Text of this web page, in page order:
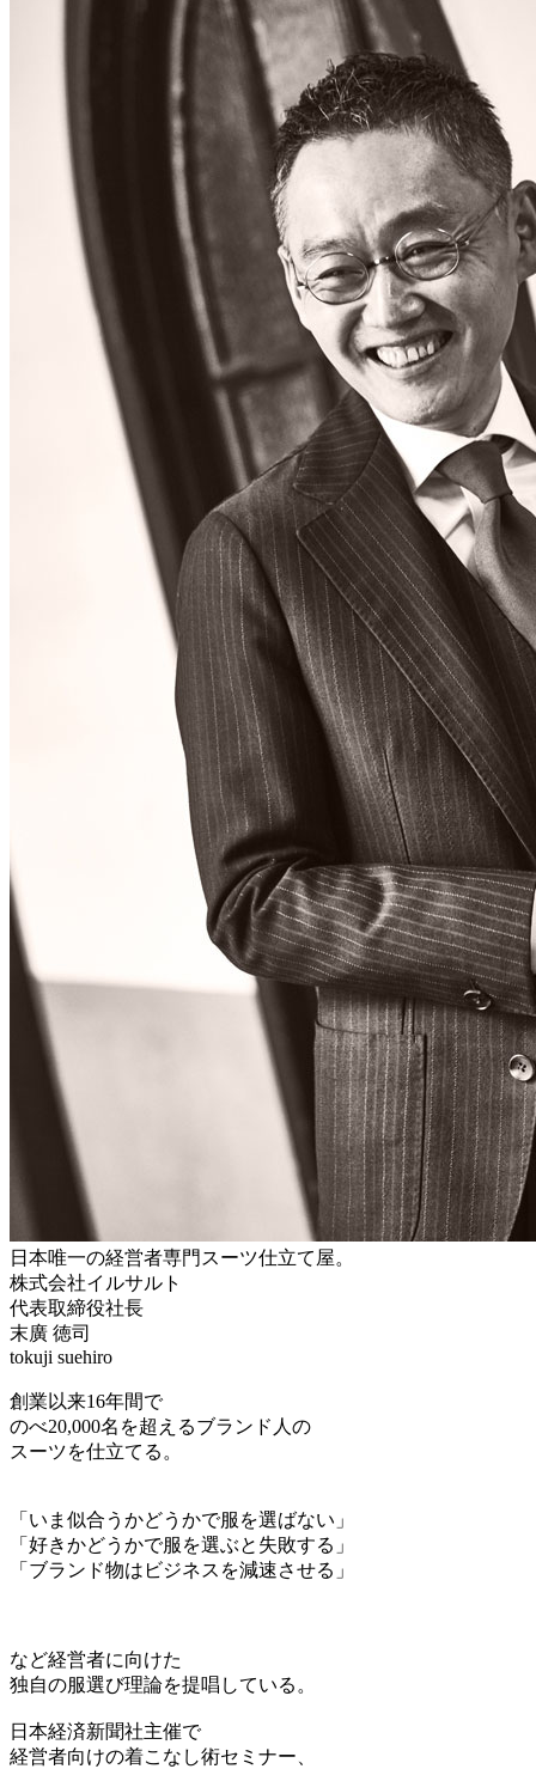
日本唯一の経営者専門スーツ仕立て屋。
株式会社イルサルト
代表取締役社長
末廣 徳司
tokuji suehiro
創業以来16年間で
のべ20,000名を超えるブランド人の
スーツを仕立てる。
「いま似合うかどうかで服を選ばない」
「好きかどうかで服を選ぶと失敗する」
「ブランド物はビジネスを減速させる」
など経営者に向けた
独自の服選び理論を提唱している。
日本経済新聞社主催で
経営者向けの着こなし術セミナー、